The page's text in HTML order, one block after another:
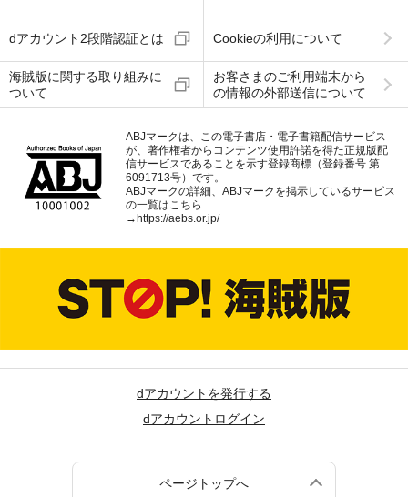
dアカウント2段階認証とは Cookieの利用について
海賊版に関する取り組みに
ついて
お客さまのご利用端末から
の情報の外部送信について
ABJマークは、この電子書店・電子書籍配信サービス
が、著作権者からコンテンツ使用許諾を得た正規版配
信サービスであることを示す登録商標（登録番号 第
6091713号）です。
ABJマークの詳細、ABJマークを掲示しているサービス
の一覧はこちら
→https://aebs.or.jp/
dアカウントを発行する
dアカウントログイン
ページトップへ